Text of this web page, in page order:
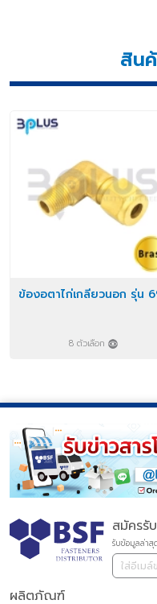
สิน
ข้องอตาไก่เกลียวนอก รุ่น
8 ตัวเลือก
สมัครรั
รับข้อมูลล่าสุ
ผลิตภัณฑ์